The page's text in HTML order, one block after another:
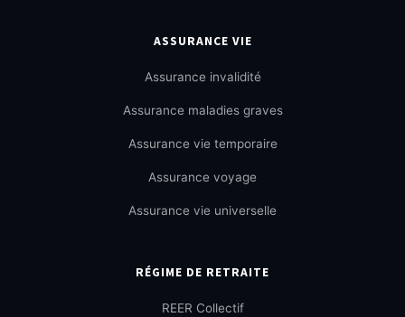
ASSURANCE VIE
Assurance invalidité
Assurance maladies graves
Assurance vie temporaire
Assurance voyage
Assurance vie universelle
RÉGIME DE RETRAITE
REER Collectif